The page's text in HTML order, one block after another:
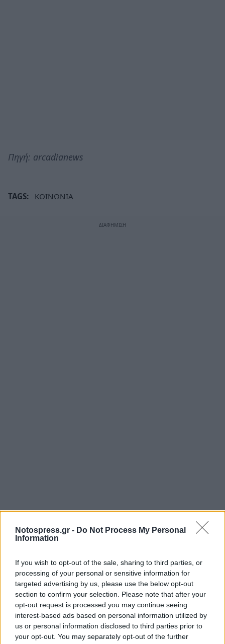
Notospress.gr - Do Not Process My Personal
Information
If you wish to opt-out of the sale, sharing to third parties, or
processing of your personal or sensitive information for
targeted advertising by us, please use the below opt-out
section to confirm your selection. Please note that after your
opt-out request is processed you may continue seeing
interest-based ads based on personal information utilized by
us or personal information disclosed to third parties prior to
your opt-out. You may separately opt-out of the further
Πηγή: arcadianews
TAGS: ΚΟΙΝΩΝΙΑ
Σχετικά Άρθρα